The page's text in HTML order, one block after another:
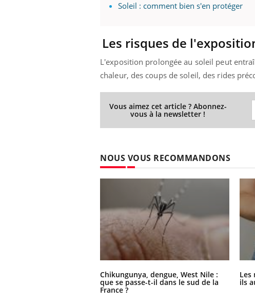
Soleil : comment bien s'en protéger
Les risques de
L'exposition prolongée au soleil peut
chaleur, des coups de soleil, des rides
Vous aimez cet article ? Abonnez-
vous à la newsletter !
NOUS VOUS RECOMMANDONS
Chikungunya, dengue, West Nile :
que se passe-t-il dans le sud de la
France ?
Les
ils
Le Ramadan approche, et, pour de
défis, mais ...
préventive
santé :